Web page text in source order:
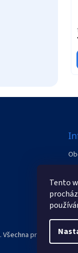
Tento
. Všechna práva